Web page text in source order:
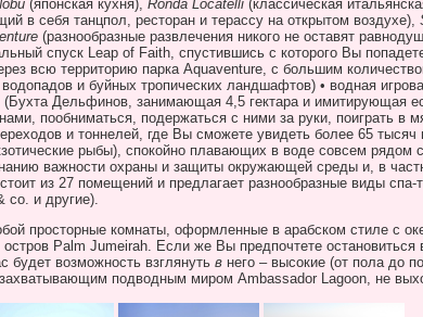
(японская кухня), Ronda Locatelli (классическая
в себя танцпол, ресторан и терассу на открытом воздухе),
(разнообразные развлечения никого не оставят
спуск Leap of Faith , спустившись с которого Вы
всю территорию парка Aquaventure , с большим
и буйных тропических ландшафтов) • водная
(Бухта Дельфинов, занимающая 4,5 гектара и имитирующая
пообниматься, подержаться с ними за руки, поиграть в
и тоннелей, где Вы сможете увидеть более 65
рыбы), спокойно плавающих в воде совсем рядом
важности охраны и защиты окружающей среды и, в
из 27 помещений и предлагает разнообразные виды спа-
co . и другие).
просторные комнаты, оформленные в арабском стиле с
Palm Jumeirah . Если же Вы предпочтете остановиться
будет возможность взглянуть в него – высокие (от пола до
подводным миром Ambassador Lagoon , не